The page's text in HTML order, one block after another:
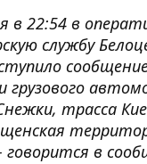
в 22:54 в
службу
грузового
трасса
говорится в